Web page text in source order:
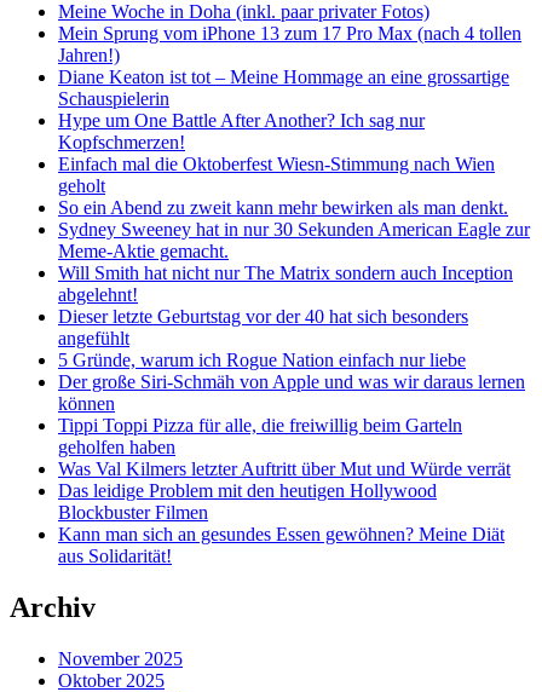
Meine Woche in Doha (inkl. paar privater Fotos)
Mein Sprung vom iPhone 13 zum 17 Pro Max (nach 4 tollen
Jahren!)
Diane Keaton ist tot – Meine Hommage an eine grossartige
Schauspielerin
Hype um One Battle After Another? Ich sag nur
Kopfschmerzen!
Einfach mal die Oktoberfest Wiesn-Stimmung nach Wien
geholt
So ein Abend zu zweit kann mehr bewirken als man denkt.
Sydney Sweeney hat in nur 30 Sekunden American Eagle zur
Meme-Aktie gemacht.
Will Smith hat nicht nur The Matrix sondern auch Inception
abgelehnt!
Dieser letzte Geburtstag vor der 40 hat sich besonders
angefühlt
5 Gründe, warum ich Rogue Nation einfach nur liebe
Der große Siri-Schmäh von Apple und was wir daraus lernen
können
Tippi Toppi Pizza für alle, die freiwillig beim Garteln
geholfen haben
Was Val Kilmers letzter Auftritt über Mut und Würde verrät
Das leidige Problem mit den heutigen Hollywood
Blockbuster Filmen
Kann man sich an gesundes Essen gewöhnen? Meine Diät
aus Solidarität!
Archiv
November 2025
Oktober 2025